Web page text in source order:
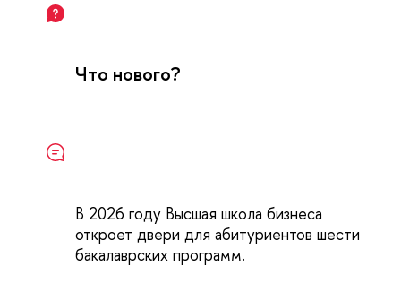
Что нового?
В 2026 году Высшая школа бизнеса
откроет двери для абитуриентов шести
бакалаврских программ.